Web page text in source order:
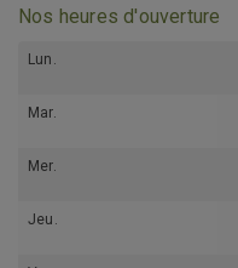
Nos heures d'ouverture
Lun.
Mar.
Mer.
Jeu.